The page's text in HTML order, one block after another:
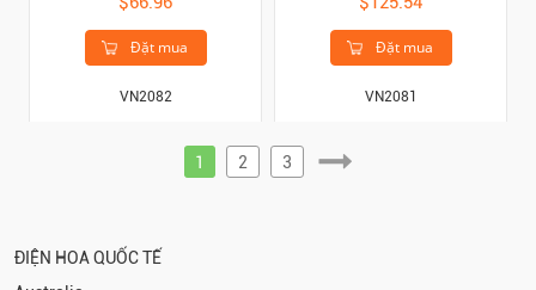
Đặt mua
VN2082
Đặt mua
VN2081
1 2 3
ĐIỆN HOA QUỐC TẾ